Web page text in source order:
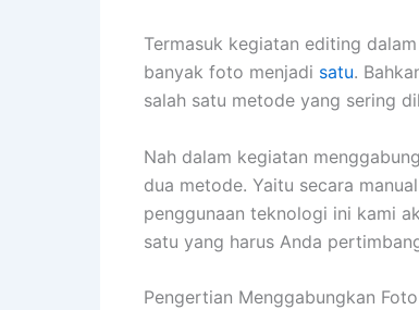
Termasuk kegiatan editing
banyak foto menjadi satu.
salah satu metode yang sering
Nah dalam kegiatan
dua metode. Yaitu secara
penggunaan teknologi ini kami
satu yang harus Anda
Pengertian Menggabungkan